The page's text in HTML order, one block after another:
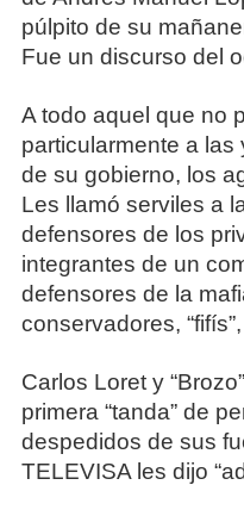
púlpito de su
Fue un discurso del
A todo aquel que no
particularmente a
de su gobierno, los
Les llamó serviles a
defensores de los
integrantes de un
defensores de la
conservadores,
Carlos Loret y
primera “tanda” de
despedidos de sus
TELEVISA les dijo